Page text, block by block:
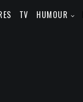
TV HUMOUR